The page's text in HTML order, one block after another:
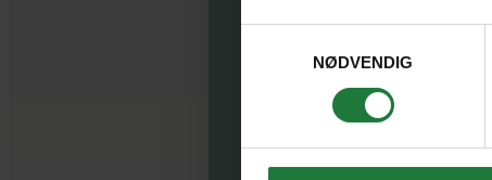
NØDVENDIG